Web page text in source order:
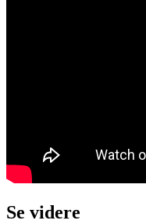
Se videre